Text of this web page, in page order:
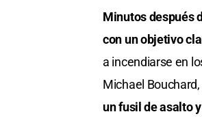
Minutos después
con un objetivo
a incendiarse en
Michael Bouchard,
un fusil de asalto